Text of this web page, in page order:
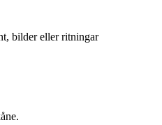
bilder eller ritningar